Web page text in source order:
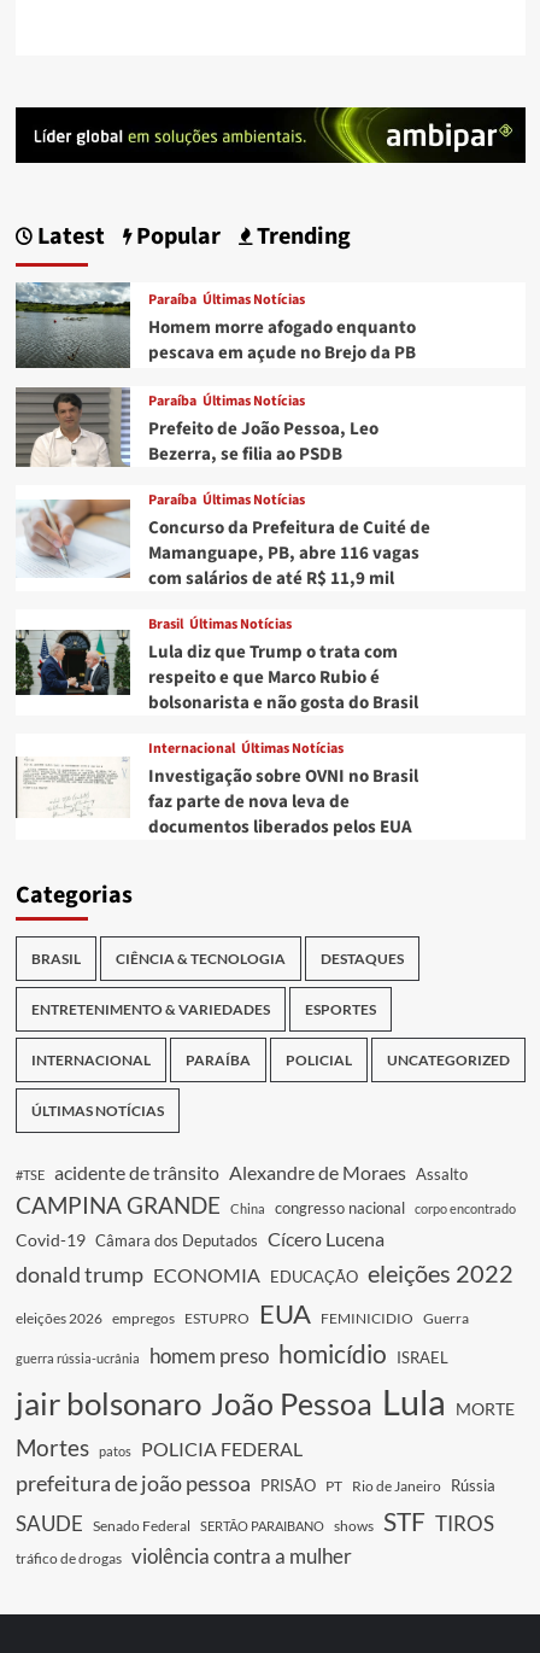
Latest Popular Trending
Paraíba Últimas Notícias
Homem morre afogado enquanto
pescava em açude no Brejo da PB
Paraíba Últimas Notícias
Prefeito de João Pessoa, Leo
Bezerra, se filia ao PSDB
Paraíba Últimas Notícias
Concurso da Prefeitura de Cuité de
Mamanguape, PB, abre 116 vagas
com salários de até R$ 11,9 mil
Brasil Últimas Notícias
Lula diz que Trump o trata com
respeito e que Marco Rubio é
bolsonarista e não gosta do Brasil
Internacional Últimas Notícias
Investigação sobre OVNI no Brasil
faz parte de nova leva de
documentos liberados pelos EUA
Categorias
BRASIL CIÊNCIA & TECNOLOGIA DESTAQUES
ENTRETENIMENTO & VARIEDADES ESPORTES
INTERNACIONAL PARAÍBA POLICIAL UNCATEGORIZED
ÚLTIMAS NOTÍCIAS
#TSE acidente de trânsito Alexandre de Moraes Assalto
CAMPINA GRANDE China congresso nacional corpo encontrado
Covid-19 Câmara dos Deputados Cícero Lucena
donald trump ECONOMIA EDUCAÇÃO eleições 2022
eleições 2026 empregos ESTUPRO EUA FEMINICIDIO Guerra
guerra rússia-ucrânia homem preso homicídio ISRAEL
jair bolsonaro João Pessoa Lula MORTE
Mortes patos POLICIA FEDERAL
prefeitura de joão pessoa PRISÃO PT Rio de Janeiro Rússia
SAUDE Senado Federal SERTÃO PARAIBANO shows STF TIROS
tráfico de drogas violência contra a mulher